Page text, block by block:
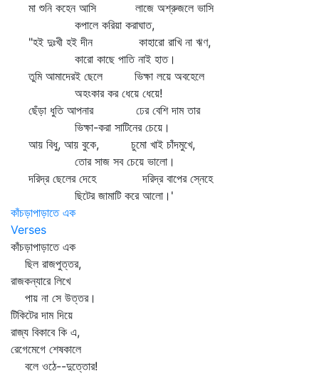
মা শুনি কহেন আসি লাজে অশ্রুজলে ভাসি
কপালে করিয়া করাঘাত,
"হই দুঃখী হই দীন কাহারো রাখি না ঋণ,
কারো কাছে পাতি নাই হাত।
তুমি আমাদেরই ছেলে ভিক্ষা লয়ে অবহেলে
অহংকার কর ধেয়ে ধেয়ে!
ছেঁড়া ধুতি আপনার ঢের বেশি দাম তার
ভিক্ষা-করা সাটিনের চেয়ে।
আয় বিধু, আয় বুকে, চুমো খাই চাঁদমুখে,
তোর সাজ সব চেয়ে ভালো।
দরিদ্র ছেলের দেহে দরিদ্র বাপের স্নেহে
ছিটের জামাটি করে আলো।'
কাঁচড়াপাড়াতে এক
Verses
কাঁচড়াপাড়াতে এক
ছিল রাজপুত্তর,
রাজকন্যারে লিখে
পায় না সে উত্তর।
টিকিটের দাম দিয়ে
রাজ্য বিকাবে কি এ,
রেগেমেগে শেষকালে
বলে ওঠে--দুত্তোর!